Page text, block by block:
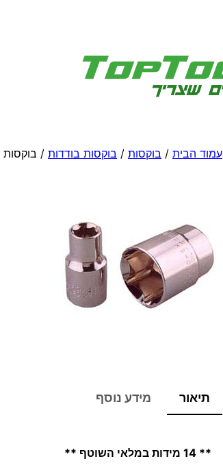
עמוד הבית / בוקסות / בוקסות בודדות / בוקסות
תיאור מידע נוסף
** 14 מידות במלאי השוטף **